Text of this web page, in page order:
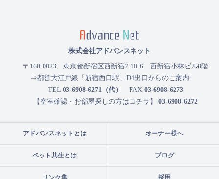
アドバンスネットとは オーナー様へ
ペット共生とは ブログ
リンク集 採用
株式会社アドバンスネット
〒160-0023 東京都新宿区西新宿7-10-6 西新宿小林ビル8階
⇒都営大江戸線「新宿西口駅」D4出口からのご案内
TEL 03-6908-6271（代） FAX 03-6908-6273
【空室確認・お部屋探しの方はコチラ】 03-6908-6272